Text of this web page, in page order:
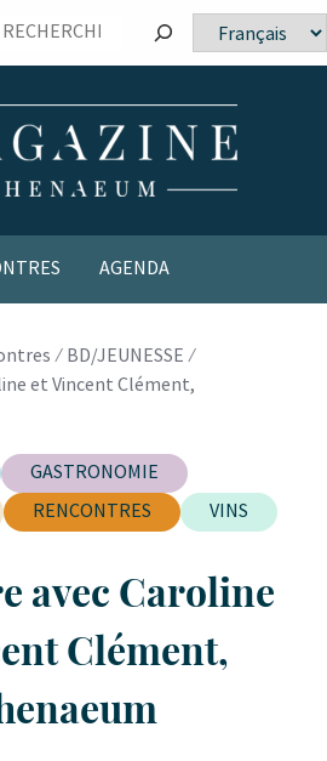
Choisir
une
AGENDA
⁄ BD/JEUNESSE ⁄
et Vincent Clément,
GASTRONOMIE
RENCONTRES VINS
avec Caroline
Clément,